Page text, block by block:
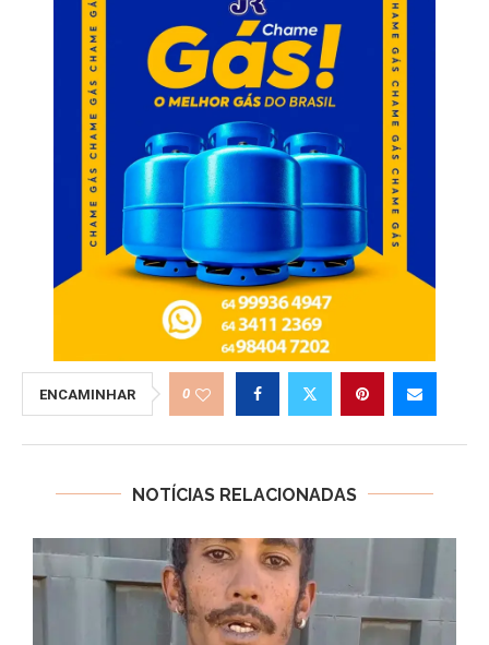
ENCAMINHAR 0
NOTÍCIAS RELACIONADAS